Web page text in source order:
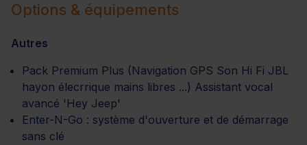
Options & équipements
Autres
Pack Premium Plus (Navigation GPS Son Hi Fi JBL
hayon élecrrique mains libres ...) Assistant vocal
avancé 'Hey Jeep'
Enter-N-Go : système d'ouverture et de démarrage
sans clé